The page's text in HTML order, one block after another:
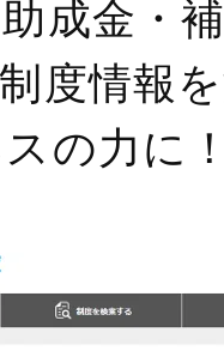
成金・
度情報
の力に